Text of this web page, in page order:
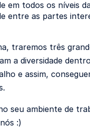
em todos os níveis
entre as partes
traremos três
a diversidade
e assim,
seu ambiente de
:)